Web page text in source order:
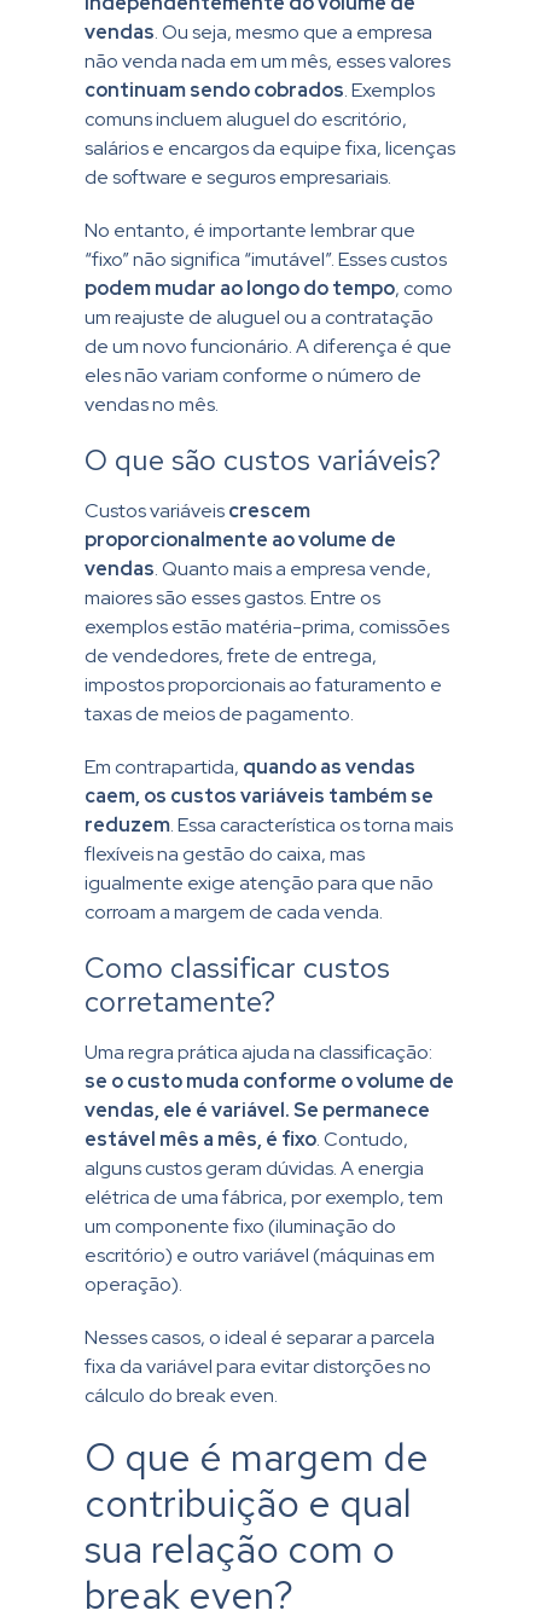
vendas. Ou seja, mesmo que a empresa
não venda nada em um mês, esses valores
continuam sendo cobrados. Exemplos
comuns incluem aluguel do escritório,
salários e encargos da equipe fixa, licenças
de software e seguros empresariais.
No entanto, é importante lembrar que
“fixo” não significa “imutável”. Esses custos
podem mudar ao longo do tempo, como
um reajuste de aluguel ou a contratação
de um novo funcionário. A diferença é que
eles não variam conforme o número de
vendas no mês.
O que são custos variáveis?
Custos variáveiscrescem
proporcionalmente ao volume de
vendas. Quanto mais a empresa vende,
maiores são esses gastos. Entre os
exemplos estão matéria-prima, comissões
de vendedores, frete de entrega,
impostos proporcionais ao faturamento e
taxas de meios de pagamento.
Em contrapartida, quando as vendas
caem, os custos variáveis também se
reduzem. Essa característica os torna mais
flexíveis na gestão do caixa, mas
igualmente exige atenção para que não
corroam a margem de cada venda.
Como classificar custos
corretamente?
Uma regra prática ajuda na classificação:
se o custo muda conforme o volume de
vendas, ele é variável. Se permanece
estável mês a mês, é fixo. Contudo,
alguns custos geram dúvidas. A energia
elétrica de uma fábrica, por exemplo, tem
um componente fixo (iluminação do
escritório) e outro variável (máquinas em
operação).
Nesses casos, o ideal é separar a parcela
fixa da variável para evitar distorções no
cálculo do break even.
O que é margem de
contribuição e qual
sua relação com o
break even?